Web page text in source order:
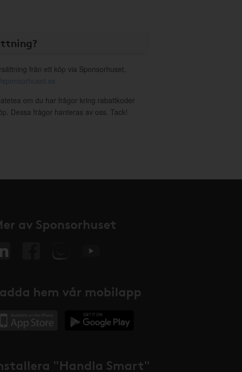
från ett köp via Sponsorhuset,
om du har frågor kring rabattkoder
Dessa frågor hanteras av oss. Tack!
av Sponsorhuset
hem vår mobilapp
"Handla Smart"